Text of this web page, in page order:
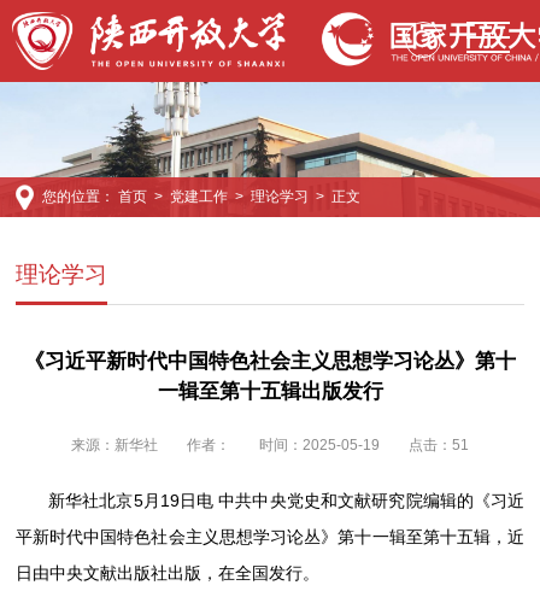
您的位置： 首页> 党建工作> 理论学习 > 正文
理论学习
《习近平新时代中国特色社会主义思想学习论丛》第十
一辑至第十五辑出版发行
来源： 新华社 作者： 时间：2025-05-19 点击： 51
新华社北京5月19日电 中共中央党史和文献研究院编辑的《习近
平新时代中国特色社会主义思想学习论丛》第十一辑至第十五辑，近
日由中央文献出版社出版，在全国发行。